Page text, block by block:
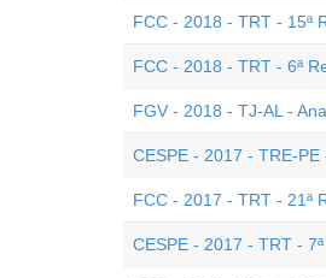
FCC - 2018 - TRT - 15ª
FCC - 2018 - TRT - 6ª
FGV - 2018 - TJ-AL -
CESPE - 2017 - TRE-
FCC - 2017 - TRT - 21ª
CESPE - 2017 - TRT -